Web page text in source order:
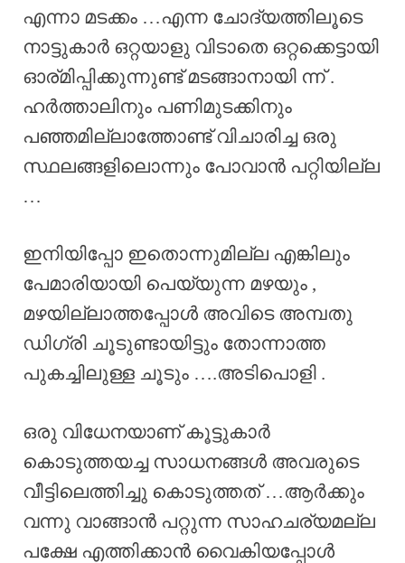
എന്നാ മടക്കം …എന്ന ചോദ്യത്തിലൂടെ
നാട്ടുകാർ ഒറ്റയാളു വിടാതെ ഒറ്റക്കെട്ടായി
ഓര്മിപ്പിക്കുന്നുണ്ട് മടങ്ങാനായി ന്ന് .
ഹർത്താലിനും പണിമുടക്കിനും
പഞ്ഞമില്ലാത്തോണ്ട് വിചാരിച്ച ഒരു
സ്ഥലങ്ങളിലൊന്നും പോവാൻ പറ്റിയില്ല
…
ഇനിയിപ്പോ ഇതൊന്നുമില്ല എങ്കിലും
പേമാരിയായി പെയ്യുന്ന മഴയും ,
മഴയില്ലാത്തപ്പോൾ അവിടെ അമ്പതു
ഡിഗ്രി ചൂടുണ്ടായിട്ടും തോന്നാത്ത
പുകച്ചിലുള്ള ചൂടും ….അടിപൊളി .
ഒരു വിധേനയാണ് കൂട്ടുകാർ
കൊടുത്തയച്ച സാധനങ്ങൾ അവരുടെ
വീട്ടിലെത്തിച്ചു കൊടുത്തത് …ആർക്കും
വന്നു വാങ്ങാൻ പറ്റുന്ന സാഹചര്യമല്ല
പക്ഷേ എത്തിക്കാൻ വൈകിയപ്പോൾ